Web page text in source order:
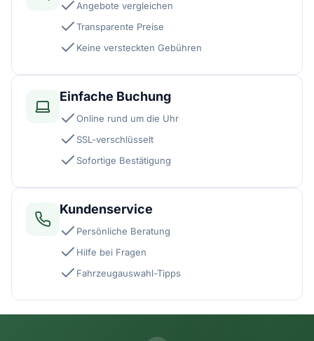
Angebote vergleichen
Transparente Preise
Keine versteckten Gebühren
Einfache Buchung
Online rund um die Uhr
SSL-verschlüsselt
Sofortige Bestätigung
Kundenservice
Persönliche Beratung
Hilfe bei Fragen
Fahrzeugauswahl-Tipps